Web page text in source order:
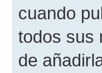
cuando
todos sus
de